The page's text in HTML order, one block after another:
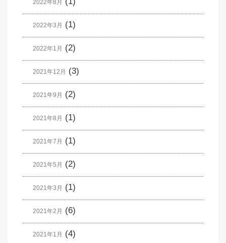
2022年8月
2022年3月 (1)
2022年1月 (2)
2021年12月 (3)
2021年9月 (2)
2021年8月 (1)
2021年7月 (1)
2021年5月 (2)
2021年3月 (1)
2021年2月 (6)
2021年1月 (4)